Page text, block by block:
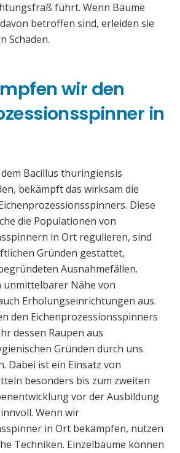
führt. Wenn Bäume
betroffen sind, erleiden sie
Schaden.
wir den
in
Bacillus thuringiensis
bekämpft das wirksam die
Diese
die Populationen von
in Ort regulieren, sind
Gründen gestattet,
Ausnahmefällen.
unmittelbarer Nähe von
Erholungseinrichtungen aus.
den Eichenprozessionsspinners
dessen Raupen aus
Gründen durch uns
Dabei ist ein Einsatz von
besonders bis zum zweiten
vor der Ausbildung
Wenn wir
in Ort bekämpfen, nutzen
Techniken. Einzelbäume können